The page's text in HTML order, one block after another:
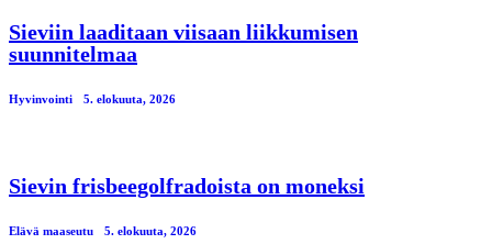
Sieviin laaditaan viisaan liikkumisen
suunnitelmaa
Hyvinvointi 5. elokuuta, 2026
Sievin frisbeegolfradoista on moneksi
Elävä maaseutu 5. elokuuta, 2026